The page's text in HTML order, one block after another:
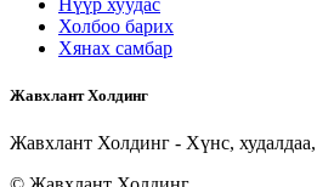
Холбоо барих
Хянах самбар
Жавхлант Холдинг
Жавхлант Холдинг - Хүнс,